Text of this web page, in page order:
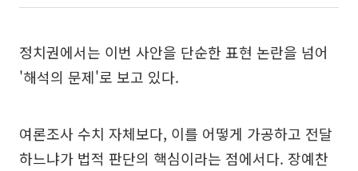
정치권에서는 이번 사안을 단순한 표현 논란을 넘어
'해석의 문제'로 보고 있다.
여론조사 수치 자체보다, 이를 어떻게 가공하고 전달
하느냐가 법적 판단의 핵심이라는 점에서다. 장예찬